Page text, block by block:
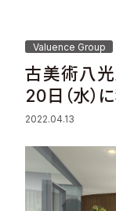
Investor
Recruit
Contact
Valuence Group
古美術八光
20日（水）
2022.04.13